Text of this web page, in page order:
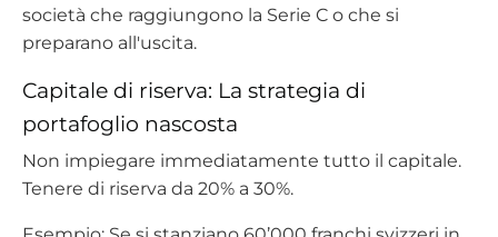
società che raggiungono la Serie C o che si
preparano all'uscita.
Capitale di riserva: La strategia di
portafoglio nascosta
Non impiegare immediatamente tutto il capitale.
Tenere di riserva da 20% a 30%.